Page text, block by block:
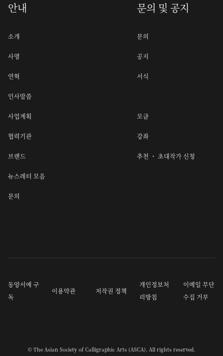
안내
소개
사명
연혁
인사말씀
사업계획
협력기관
브랜드
뉴스레터 모음
문의
문의 및 공지
문의
공지
서식
모금
강좌
추천 ・ 초대작가 신청
동양서예 구
독
이용약관 저작권 정책
개인정보처
리방침
이메일 무단
수집 거부
© The Asian Society of Calligraphic Arts (ASCA). All rights reserved.